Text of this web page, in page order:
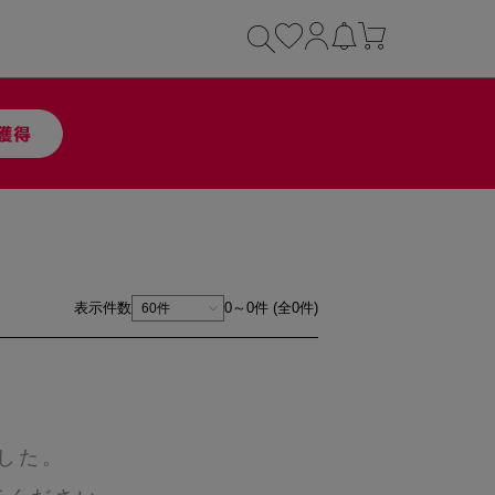
表示件数 0～0件 (全0件)
た。